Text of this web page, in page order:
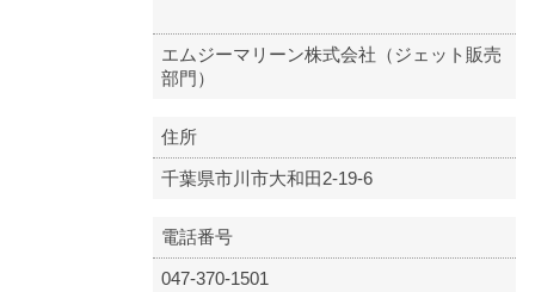
エムジーマリーン株式会社（ジェット販売
部門）
住所
千葉県市川市大和田2-19-6
電話番号
047-370-1501